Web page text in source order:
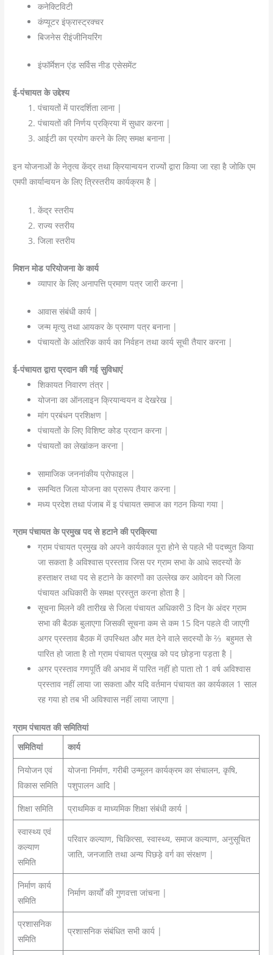
कनेक्टिविटी
कंप्यूटर इंफ्रास्ट्रक्चर
बिजनेस रीइंजीनियरिंग
इंफॉर्मेशन एंड सर्विस नीड एसेसमेंट
ई-पंचायत के उद्देश्य
पंचायतों में पारदर्शिता लाना |
पंचायतों की निर्णय प्रक्रिया में सुधार करना |
आईटी का प्रयोग करने के लिए समक्ष बनाना |
इन योजनाओं के नेतृत्व केंद्र तथा क्रियान्वयन राज्यों द्वारा किया जा रहा है जोकि एम
एमपी कार्यान्वयन के लिए त्रिस्तरीय कार्यक्रम है |
केंद्र स्तरीय
राज्य स्तरीय
जिला स्तरीय
मिशन मोड परियोजना के कार्य
व्यापार के लिए अनापत्ति प्रमाण पत्र जारी करना |
आवास संबंधी कार्य |
जन्म मृत्यु तथा आयकर के प्रमाण पत्र बनाना |
पंचायतों के आंतरिक कार्य का निर्वहन तथा कार्य सूची तैयार करना |
ई-पंचायत द्वारा प्रदान की गई सुविधाएं
शिकायत निवारण तंत्र |
योजना का ऑनलाइन क्रियान्वयन व देखरेख |
मांग प्रबंधन प्रशिक्षण |
पंचायतों के लिए विशिष्ट कोड प्रदान करना |
पंचायतों का लेखांकन करना |
सामाजिक जननांकीय प्रोफाइल |
समन्वित जिला योजना का प्रारूप तैयार करना |
मध्य प्रदेश तथा पंजाब में इ पंचायत समाज का गठन किया गया |
ग्राम पंचायत के प्रमुख पद से हटाने की प्रक्रिया
ग्राम पंचायत प्रमुख को अपने कार्यकाल पूरा होने से पहले भी पदच्युत किया
जा सकता है अविश्वास प्रस्ताव जिस पर ग्राम सभा के आधे सदस्यों के
हस्ताक्षर तथा पद से हटाने के कारणों का उल्लेख कर आवेदन को जिला
पंचायत अधिकारी के समक्ष प्रस्तुत करना होता है |
सूचना मिलने की तारीख से जिला पंचायत अधिकारी 3 दिन के अंदर ग्राम
सभा की बैठक बुलाएगा जिसकी सूचना कम से कम 15 दिन पहले दी जाएगी
अगर प्रस्ताव बैठक में उपस्थित और मत देने वाले सदस्यों के ⅔ बहुमत से
पारित हो जाता है तो ग्राम पंचायत प्रमुख को पद छोड़ना पड़ता है |
अगर प्रस्ताव गणपूर्ति की अभाव में पारित नहीं हो पाता तो 1 वर्ष अविश्वास
प्रस्ताव नहीं लाया जा सकता और यदि वर्तमान पंचायत का कार्यकाल 1 साल
रह गया हो तब भी अविश्वास नहीं लाया जाएगा |
ग्राम पंचायत की समितियां
समितियां
कार्य
नियोजन एवं
विकास समिति
योजना निर्माण, गरीबी उन्मूलन कार्यक्रम का संचालन, कृषि,
पशुपालन आदि |
शिक्षा समिति
प्राथमिक व माध्यमिक शिक्षा संबंधी कार्य |
स्वास्थ्य एवं
कल्याण
समिति
परिवार कल्याण, चिकित्सा, स्वास्थ्य, समाज कल्याण, अनुसूचित
जाति, जनजाति तथा अन्य पिछड़े वर्ग का संरक्षण |
निर्माण कार्य
समिति
निर्माण कार्यों की गुणवत्ता जांचना |
प्रशासनिक
समिति
प्रशासनिक संबंधित सभी कार्य |